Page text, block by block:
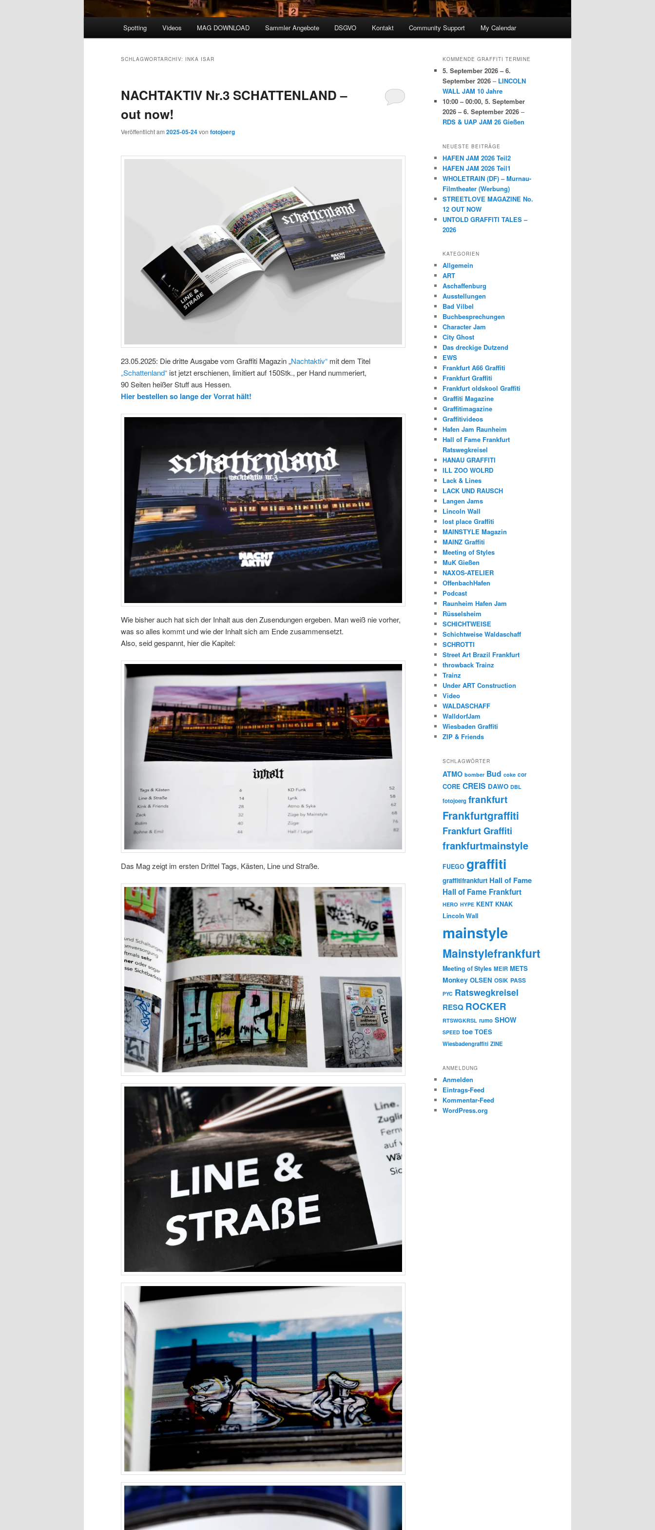
Spotting Videos MAG DOWNLOAD Sammler Angebote DSGVO Kontakt Community Support My Calendar
SCHLAGWORTARCHIV: INKA ISAR
NACHTAKTIV Nr.3 SCHATTENLAND –
out now!
Veröffentlicht am 2025-05-24von fotojoerg
23.05.2025: Die dritte Ausgabe vom Graffiti Magazin „Nachtaktiv“ mit dem Titel
„Schattenland“ ist jetzt erschienen, limitiert auf 150Stk., per Hand nummeriert,
90 Seiten heißer Stuff aus Hessen.
Hier bestellen so lange der Vorrat hält!
Wie bisher auch hat sich der Inhalt aus den Zusendungen ergeben. Man weiß nie vorher,
was so alles kommt und wie der Inhalt sich am Ende zusammensetzt.
Also, seid gespannt, hier die Kapitel:
Das Mag zeigt im ersten Drittel Tags, Kästen, Line und Straße.
KOMMENDE GRAFFITI TERMINE
5. September 2026 – 6.
September 2026 – LINCOLN
WALL JAM 10 Jahre
10:00 – 00:00, 5. September
2026 – 6. September 2026 –
RDS & UAP JAM 26 Gießen
NEUESTE BEITRÄGE
HAFEN JAM 2026 Teil2
HAFEN JAM 2026 Teil1
WHOLETRAIN (DF) – Murnau-
Filmtheater (Werbung)
STREETLOVE MAGAZINE No.
12 OUT NOW
UNTOLD GRAFFITI TALES –
2026
KATEGORIEN
Allgemein
ART
Aschaffenburg
Ausstellungen
Bad Vilbel
Buchbesprechungen
Character Jam
City Ghost
Das dreckige Dutzend
EWS
Frankfurt A66 Graffiti
Frankfurt Graffiti
Frankfurt oldskool Graffiti
Graffiti Magazine
Graffitimagazine
Graffitivideos
Hafen Jam Raunheim
Hall of Fame Frankfurt
Ratswegkreisel
HANAU GRAFFITI
ILL ZOO WOLRD
Lack & Lines
LACK UND RAUSCH
Langen Jams
Lincoln Wall
lost place Graffiti
MAINSTYLE Magazin
MAINZ Graffiti
Meeting of Styles
MuK Gießen
NAXOS-ATELIER
OffenbachHafen
Podcast
Raunheim Hafen Jam
Rüsselsheim
SCHICHTWEISE
Schichtweise Waldaschaff
SCHROTTI
Street Art Brazil Frankfurt
throwback Trainz
Trainz
Under ART Construction
Video
WALDASCHAFF
WalldorfJam
Wiesbaden Graffiti
ZIP & Friends
SCHLAGWÖRTER
ATMO bomber Bud coke cor
CORE CREIS DAWO DBL
fotojoerg frankfurt
Frankfurtgraffiti
Frankfurt Graffiti
frankfurtmainstyle
FUEGO graffiti
graffitifrankfurt Hall of Fame
Hall of Fame Frankfurt
HERO HYPE KENT KNAK
Lincoln Wall
mainstyle
Mainstylefrankfurt
Meeting of Styles MEIR METS
Monkey OLSEN OSIK PASS
PYC Ratswegkreisel
RESQ ROCKER
RTSWGKRSL rumo SHOW
SPEED toe TOES
Wiesbadengraffiti ZINE
ANMELDUNG
Anmelden
Eintrags-Feed
Kommentar-Feed
WordPress.org